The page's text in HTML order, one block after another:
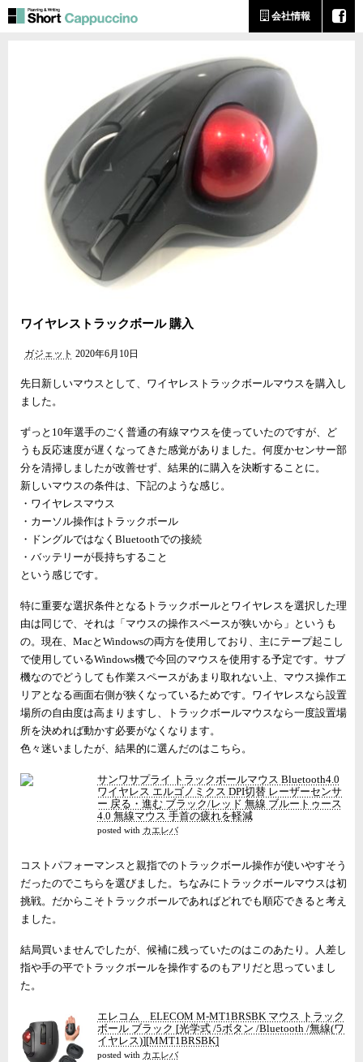
会社情報
ワイヤレストラックボール 購入
ガジェット 2020年6月10日
先日新しいマウスとして、ワイヤレストラックボールマウスを購入し
ました。
ずっと10年選手のごく普通の有線マウスを使っていたのですが、ど
うも反応速度が遅くなってきた感覚がありました。何度かセンサー部
分を清掃しましたが改善せず、結果的に購入を決断することに。
新しいマウスの条件は、下記のような感じ。
・ワイヤレスマウス
・カーソル操作はトラックボール
・ドングルではなくBluetoothでの接続
・バッテリーが長持ちすること
という感じです。
特に重要な選択条件となるトラックボールとワイヤレスを選択した理
由は同じで、それは「マウスの操作スペースが狭いから」というも
の。現在、MacとWindowsの両方を使用しており、主にテープ起こし
で使用しているWindows機で今回のマウスを使用する予定です。サブ
機なのでどうしても作業スペースがあまり取れない上、マウス操作エ
リアとなる画面右側が狭くなっているためです。ワイヤレスなら設置
場所の自由度は高まりますし、トラックボールマウスなら一度設置場
所を決めれば動かす必要がなくなります。
色々迷いましたが、結果的に選んだのはこちら。
サンワサプライ トラックボールマウス Bluetooth4.0
ワイヤレス エルゴノミクス DPI切替 レーザーセンサ
ー 戻る・進む ブラック/レッド 無線 ブルートゥース
4.0 無線マウス 手首の疲れを軽減
posted with カエレバ
コストパフォーマンスと親指でのトラックボール操作が使いやすそう
だったのでこちらを選びました。ちなみにトラックボールマウスは初
挑戦。だからこそトラックボールであればどれでも順応できると考え
ました。
結局買いませんでしたが、候補に残っていたのはこのあたり。人差し
指や手の平でトラックボールを操作するのもアリだと思っていまし
た。
エレコム ELECOM M-MT1BRSBK マウス トラック
ボール ブラック [光学式 /5ボタン /Bluetooth /無線(ワ
イヤレス)][MMT1BRSBK]
posted with カエレバ